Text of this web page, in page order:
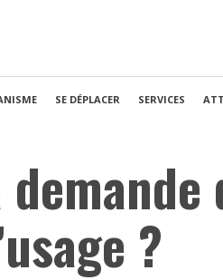
SE DÉPLACER SERVICES
?